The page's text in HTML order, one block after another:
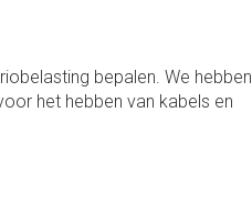
bepalen. We hebben
het hebben van kabels en